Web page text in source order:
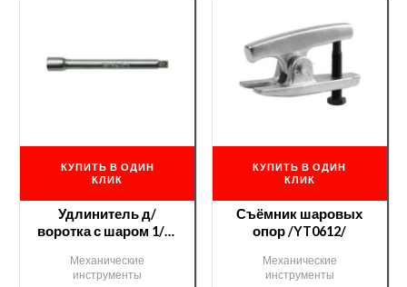
КУПИТЬ В ОДИН
КЛИК
Удлинитель д/
воротка с шаром 1/4″
Механические
инструменты
КУПИТЬ В ОДИН
КЛИК
Съёмник шаровых
опор /YT0612/
Механические
инструменты